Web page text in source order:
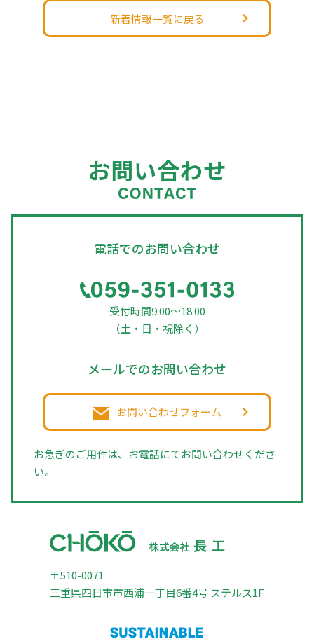
新着情報一覧に戻る
お問い合わせ
電話でのお問い合わせ
受付時間9:00～18:00
（土・日・祝除く）
メールでのお問い合わせ
お問い合わせフォーム
お急ぎのご用件は、お電話にてお問い合わせくださ
い。
〒510-0071
三重県四日市市西浦一丁目6番4号 ステルス1F